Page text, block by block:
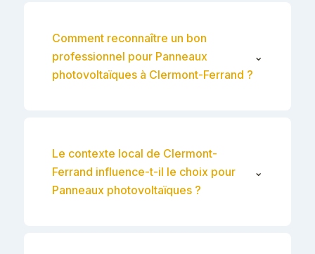
Comment reconnaître un bon
professionnel pour Panneaux
photovoltaïques à Clermont-Ferrand ?
⌄
Le contexte local de Clermont-
Ferrand influence-t-il le choix pour
Panneaux photovoltaïques ?
⌄